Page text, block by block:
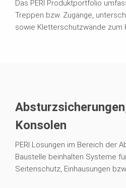
Das PERI Produktportfolio
Treppen bzw. Zugänge,
sowie Kletterschutzwände zum
Konsolen
PERI Lösungen im Bereich der
Baustelle beinhalten Systeme
Seitenschutz, Einhausungen